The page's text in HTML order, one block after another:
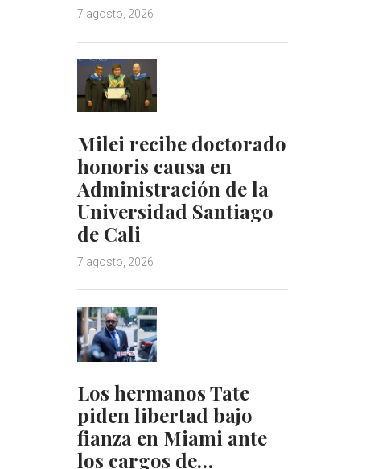
7 agosto, 2026
Milei recibe doctorado
honoris causa en
Administración de la
Universidad Santiago
de Cali
7 agosto, 2026
Los hermanos Tate
piden libertad bajo
fianza en Miami ante
los cargos de…